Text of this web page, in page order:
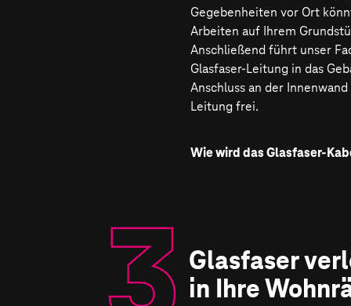
Gegebenheiten vor Ort
Arbeiten auf Ihrem
Anschließend führt unser
Glasfaser-Leitung in das
Anschluss an der
Leitung frei.
Wie wird das Glasfaser-
muss ein Kabelgraben (ca.
cm tief) von der
Haus­einführung ausgehoben
3.
Glasfaser
in Ihre